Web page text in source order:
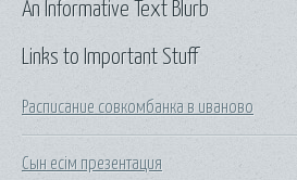
Links to Important Stuff
Расписание совкомбанка в иваново
Сын есім презентация
An Informative Text Blurb